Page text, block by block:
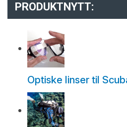
PRODUKTNYTT:
Optiske linser til